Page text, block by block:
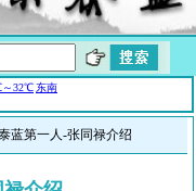
蓝第一人-张同禄介绍